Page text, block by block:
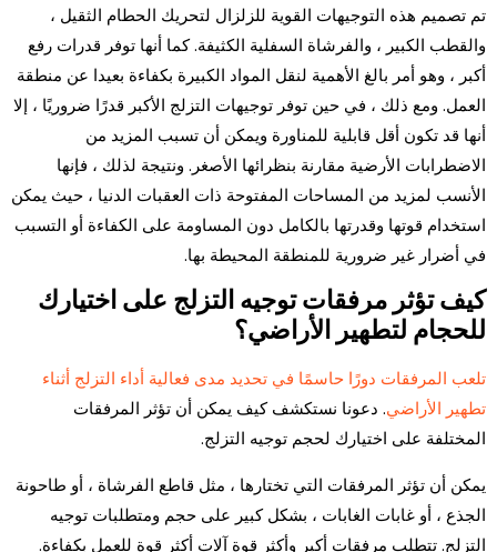
تم تصميم هذه التوجيهات القوية للزلزال لتحريك الحطام الثقيل ،
والقطب الكبير ، والفرشاة السفلية الكثيفة. كما أنها توفر قدرات رفع
أكبر ، وهو أمر بالغ الأهمية لنقل المواد الكبيرة بكفاءة بعيدا عن منطقة
العمل. ومع ذلك ، في حين توفر توجيهات التزلج الأكبر قدرًا ضروريًا ، إلا
أنها قد تكون أقل قابلية للمناورة ويمكن أن تسبب المزيد من
الاضطرابات الأرضية مقارنة بنظرائها الأصغر. ونتيجة لذلك ، فإنها
الأنسب لمزيد من المساحات المفتوحة ذات العقبات الدنيا ، حيث يمكن
استخدام قوتها وقدرتها بالكامل دون المساومة على الكفاءة أو التسبب
في أضرار غير ضرورية للمنطقة المحيطة بها.
كيف تؤثر مرفقات توجيه التزلج على اختيارك
للحجام لتطهير الأراضي؟
تلعب المرفقات دورًا حاسمًا في تحديد مدى فعالية أداء التزلج أثناء
تطهير الأراضي. دعونا نستكشف كيف يمكن أن تؤثر المرفقات
المختلفة على اختيارك لحجم توجيه التزلج.
يمكن أن تؤثر المرفقات التي تختارها ، مثل قاطع الفرشاة ، أو طاحونة
الجذع ، أو غابات الغابات ، بشكل كبير على حجم ومتطلبات توجيه
التزلج. تتطلب مرفقات أكبر وأكثر قوة آلات أكثر قوة للعمل بكفاءة.